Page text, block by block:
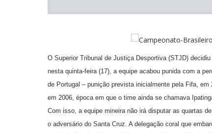
O Superior Tribunal de Justiça Desportiva (STJD)
nesta quinta-feira (17), a equipe acabou punida com a
de Portugal – punição prevista inicialmente pela Fifa,
em 2006, época em que o time ainda se chamava
Com isso, a equipe mineira não irá disputar as quartas
o adversário do Santa Cruz. A delegação coral que